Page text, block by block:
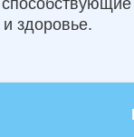
здоровье.